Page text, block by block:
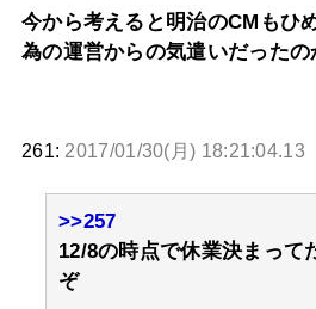
今から考えると明治のCMもひ
為の運営からの気遣いだったの
261: 2017/01/30(月) 18:21:04.13
>>257
12/8の時点で休業決まって
ぞ